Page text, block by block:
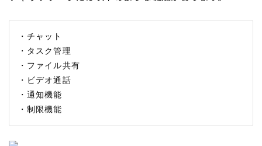
・チャット
・タスク管理
・ファイル共有
・ビデオ通話
・通知機能